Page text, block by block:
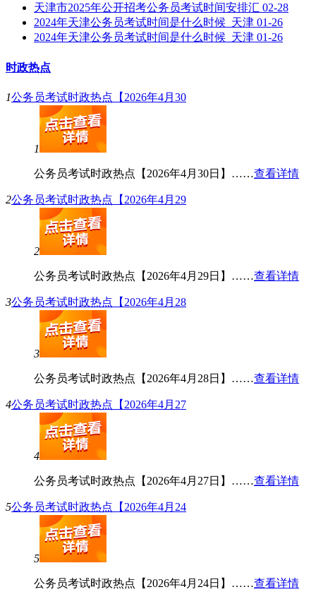
天津市2025年公开招考公务员考试时间安排汇 02-28
2024年天津公务员考试时间是什么时候_天津 01-26
2024年天津公务员考试时间是什么时候_天津 01-26
时政热点
1公务员考试时政热点【2026年4月30
1
公务员考试时政热点【2026年4月30日】……查看详情
2公务员考试时政热点【2026年4月29
2
公务员考试时政热点【2026年4月29日】……查看详情
3公务员考试时政热点【2026年4月28
3
公务员考试时政热点【2026年4月28日】……查看详情
4公务员考试时政热点【2026年4月27
4
公务员考试时政热点【2026年4月27日】……查看详情
5公务员考试时政热点【2026年4月24
5
公务员考试时政热点【2026年4月24日】……查看详情